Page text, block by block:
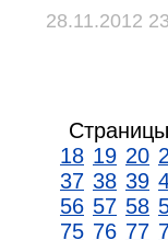
28.11.2012
18 19 20
37 38 39
56 57 58
75 76 77